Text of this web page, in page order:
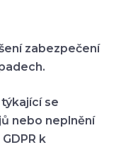
zabezpečení
se
nebo neplnění
k